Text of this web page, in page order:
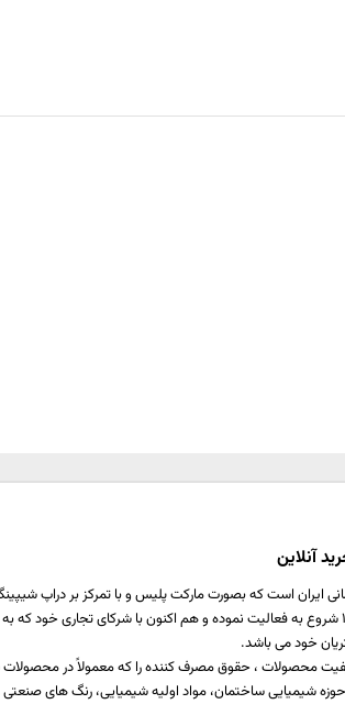
آنلاین
ایران است که بصورت مارکت پلیس و با تمرکز بر دراپ
ساخت یا برطرف کننده نیازمندی صنایع مختلف تولیدی است که از سال 1397 شروع به
خود می باشد.
کیفیت محصولات ، حقوق مصرف کننده را که معمولاً در
شیمیایی ساختمان، مواد اولیه شیمیایی، رنگ های